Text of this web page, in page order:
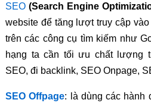
SEO(Search Engine
website để tăng lượt truy cập
trên các công cụ tìm kiếm như
hạng ta cần tối ưu chất lượng
SEO, đi backlink, SEO Onpage,
SEO Offpage: là dùng các hành